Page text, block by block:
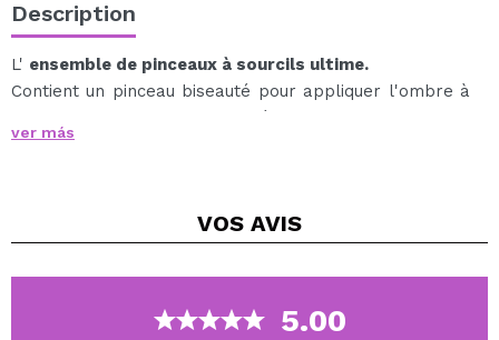
Description
L' ensemble de pinceaux à sourcils ultime.
Contient un pinceau biseauté pour appliquer l'ombre à
sourcils et ajouter de la densité.
Et un goupillon pour peigner les sourcils.
ver más
VOS AVIS
5.00